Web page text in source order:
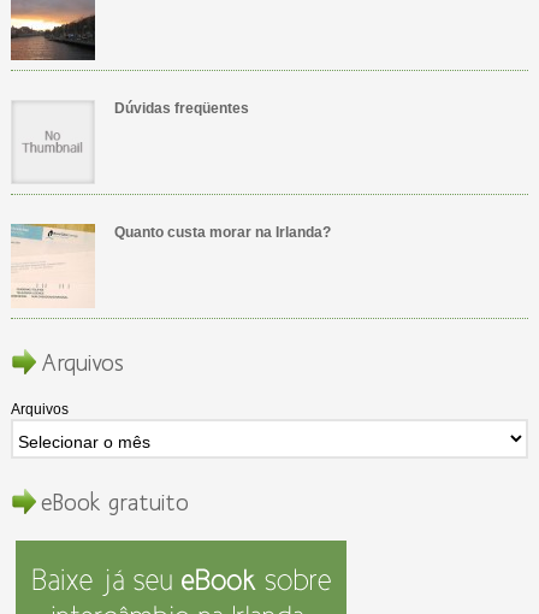
Dúvidas freqüentes
Quanto custa morar na Irlanda?
Arquivos
Arquivos
eBook gratuito